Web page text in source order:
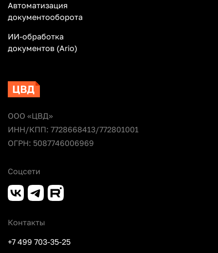
Автоматизация
документооборота
ИИ-обработка
документов (Ario)
ООО «ЦВД»
ИНН/КПП: 7728668413/772801001
ОГРН: 5087746006969
Соцсети
Контакты
+7 499 703-35-25